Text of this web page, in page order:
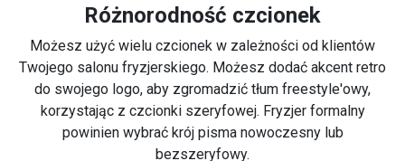
Różnorodność czcionek
Możesz użyć wielu czcionek w zależności od klientów
Twojego salonu fryzjerskiego. Możesz dodać akcent retro
do swojego logo, aby zgromadzić tłum freestyle'owy,
korzystając z czcionki szeryfowej. Fryzjer formalny
powinien wybrać krój pisma nowoczesny lub
bezszeryfowy.